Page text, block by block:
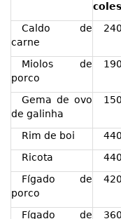
Caldo de
carne
Miolos de
porco
Gema de ovo
de galinha
Rim de boi
Ricota
Fígado de
porco
Fígado de